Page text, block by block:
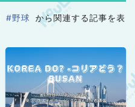
#野球 から関連する記事を表